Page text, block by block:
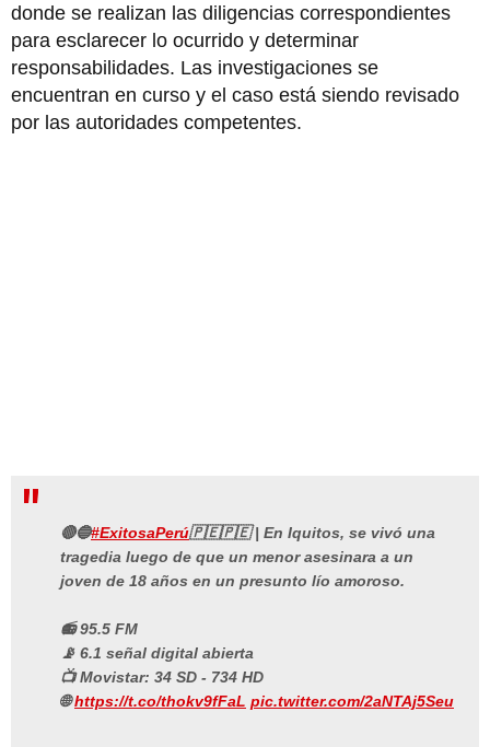
donde se realizan las diligencias correspondientes
para esclarecer lo ocurrido y determinar
responsabilidades. Las investigaciones se
encuentran en curso y el caso está siendo revisado
por las autoridades competentes.
🔴🔵#ExitosaPerú🇵🇪🇵🇪 | En Iquitos, se vivó una
tragedia luego de que un menor asesinara a un
joven de 18 años en un presunto lío amoroso.
📻 95.5 FM
📡 6.1 señal digital abierta
📺 Movistar: 34 SD - 734 HD
🌐https://t.co/thokv9fFaL pic.twitter.com/2aNTAj5Seu